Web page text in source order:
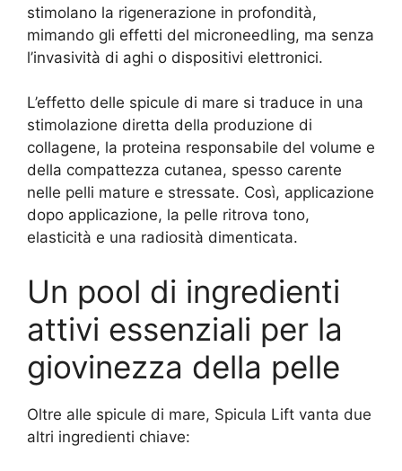
stimolano la rigenerazione in profondità,
mimando gli effetti del microneedling, ma senza
l’invasività di aghi o dispositivi elettronici.
L’effetto delle spicule di mare si traduce in una
stimolazione diretta della produzione di
collagene, la proteina responsabile del volume e
della compattezza cutanea, spesso carente
nelle pelli mature e stressate. Così, applicazione
dopo applicazione, la pelle ritrova tono,
elasticità e una radiosità dimenticata.
Un pool di ingredienti
attivi essenziali per la
giovinezza della pelle
Oltre alle spicule di mare, Spicula Lift vanta due
altri ingredienti chiave: